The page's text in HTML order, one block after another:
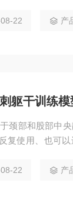
警。
22 产
躯干训练模
颈部和股部中
复使用、也可
、脉搏模拟球
22 产